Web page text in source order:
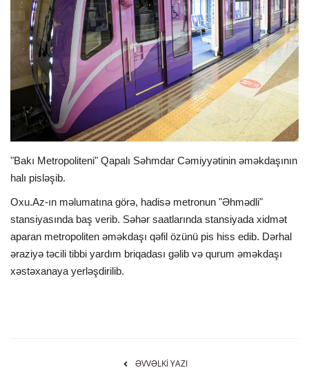
İDMAN
FORMULA 1
DÜNYA
ANALİTİKA
Multimedia
"Bakı Metropoliteni" Qapalı Səhmdar Cəmiyyətinin əməkdaşının
halı pisləşib.
Oxu.Az-ın məlumatına görə, hadisə metronun "Əhmədli"
stansiyasında baş verib. Səhər saatlarında stansiyada xidmət
aparan metropoliten əməkdaşı qəfil özünü pis hiss edib. Dərhal
əraziyə təcili tibbi yardım briqadası gəlib və qurum əməkdaşı
xəstəxanaya yerləşdirilib.
ƏVVƏLKI YAZI